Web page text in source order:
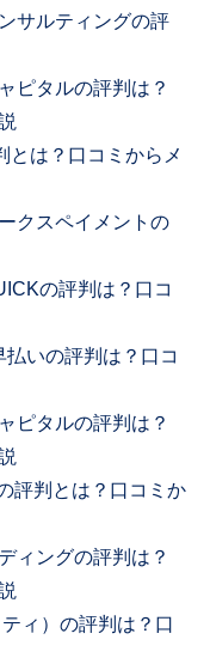
サルティングの評
ピタルの評判は？
とは？口コミからメ
クスペイメントの
の評判は？口コ
いの評判は？口コ
ピタルの評判は？
評判とは？口コミか
ィングの評判は？
ィ）の評判は？口